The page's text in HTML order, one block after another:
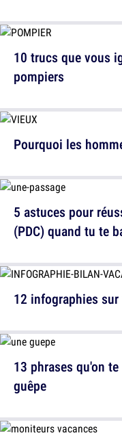
10 trucs que vous
pompiers
5 astuces pour
(PDC) quand tu te
13 phrases qu'on
guêpe
Pourquoi les
12 infographies sur